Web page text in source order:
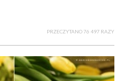
PRZECZYTANO 76 497 RAZY